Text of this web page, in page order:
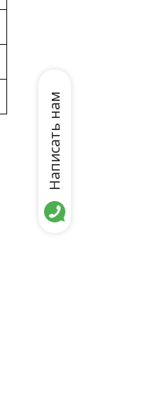
Написать нам